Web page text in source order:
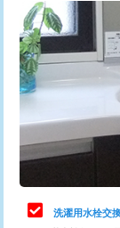
廃棄・処分
※給水管工事は
業)
給水管工事※（
用/3ｍまで)
給水管工事※（
用（追加）/3ｍ
給水管工事※（
管・ポリ管・
給水管工事※（
追加トーラー機
カメラ調査
桝清掃
止水・漏水調
理・調整・分解
止水・漏水調
理・調整・分解
洗濯用水栓交